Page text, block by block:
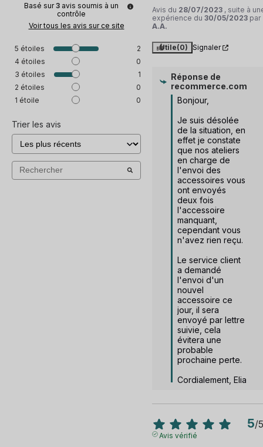
Basé sur3 avis soumis à un
contrôle
Voir tous les avis sur ce site
5 étoiles
2
4 étoiles
0
3 étoiles
1
2 étoiles
0
1 étoile 0
Trier les avis
Avis du 28/07/2023 , suite à
expérience du 30/05/2023 par
A.A.
Utile(0) Signaler
Réponse de
recommerce.com
Bonjour,
Je suis désolée
de la situation, en
effet je constate
que nos ateliers
en charge de
l'envoi des
accessoires vous
ont envoyés
deux fois
l'accessoire
manquant,
cependant vous
n'avez rien reçu.
Le service client
a demandé
l'envoi d'un
nouvel
accessoire ce
jour, il sera
envoyé par lettre
suivie, cela
évitera une
probable
prochaine perte.
Cordialement, Elia
5/5
Avis vérifié